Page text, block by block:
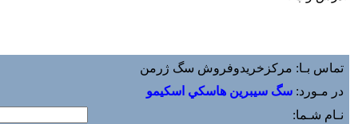
تماس بـا: مرکزخریدوفروش سگ ژرمن
در مـورد: سگ سيبرين هاسکي اسکيمو
نـام شـما: